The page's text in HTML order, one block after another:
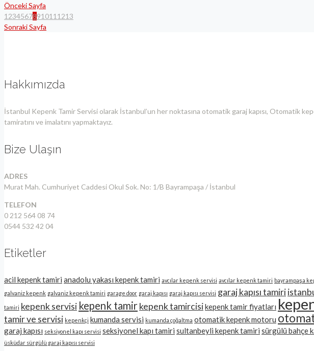
Önceki Sayfa
1 234567891011 1213
Sonraki Sayfa
Hakkımızda
İstanbul Kepenk Tamir Servisi olarak İstanbul’un her noktasına otomatik garaj kapısı, Otomatik
tamiratını ve imalatını yapmaktayız.
Bize Ulaşın
ADRES
Murat Mah. Cumhuriyet Caddesi Okul Sok. No: 1/B Bayrampaşa / İstanbul
TELEFON
0 212 564 08 74
0544 532 42 04
Etiketler
acil kepenk tamiri anadolu yakası kepenk tamiri avcılar kepenk servisi avcılar kepenk tamiri bayrampaşa
galvaniz kepenk galvaniz kepenk tamiri garage door garaj kapısı garaj kapısı servisi garaj kapısı tamiri
tamiri kepenk servisi kepenk tamirkepenk tamircisikepenk tamir fiyatları
tamir ve servisi kepenkçi kumanda servisi kumanda çoğaltma otomatik kepenk motoru
garaj kapısı seksiyonel kapı servisi seksiyonel kapı tamiri sultanbeyli kepenk tamiri sürgülü bahçe
üsküdar sürgülü garaj kapısı servisi